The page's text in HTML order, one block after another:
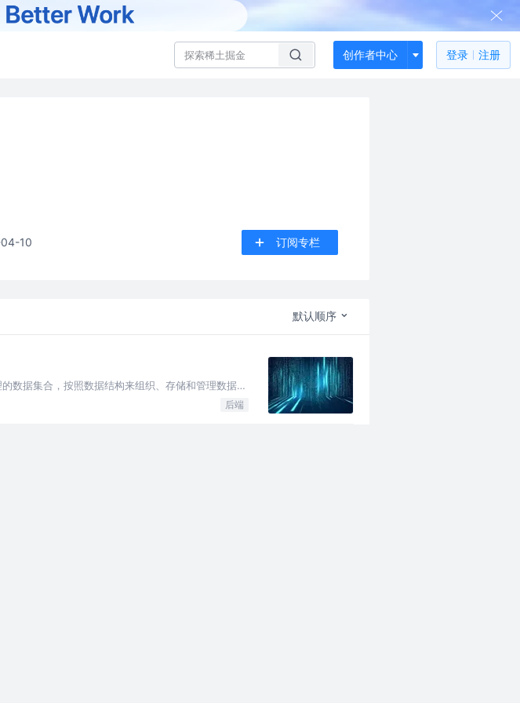
创作者中心 登录 注册
10 订阅专栏
默认顺序
数据集合，按照数据结构来组织、存储和管理数据的
后端